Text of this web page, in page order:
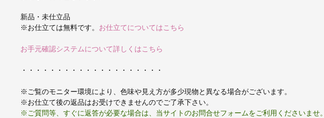
新品・未仕立品
※お仕立ては無料です。 お仕立てについてはこちら
お手元確認システムについて詳しくはこちら
・・・・・・・・・・・・・・・・・・・・
※ご覧のモニター環境により、色味や見え方が多少現物と異なる場合がございます。
※お仕立て後の返品はお受けできませんのでご了承下さい。
※ご質問等、すぐに返答が必要な場合は、当サイトのお問合せフォームをご利用くださいませ。